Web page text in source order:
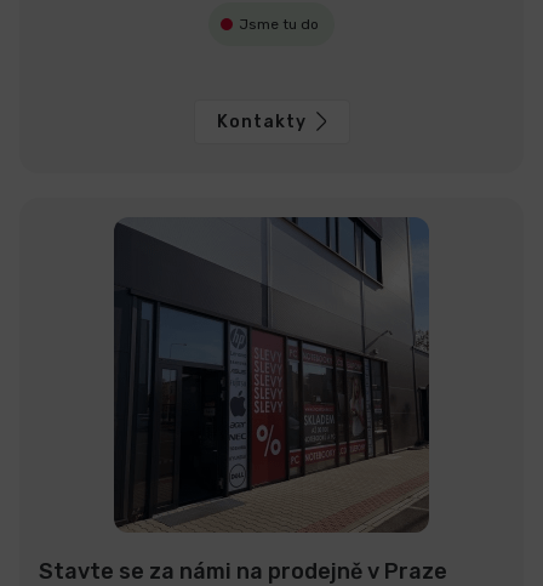
Jsme tu do
Kontakty
Stavte se za námi na prodejně v Praze